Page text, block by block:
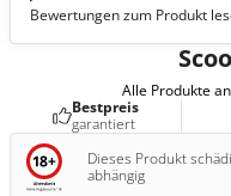
Bewertungen zum Produkt
Alle Produkte
Bestpreis
garantiert
Dieses Produkt
abhängig